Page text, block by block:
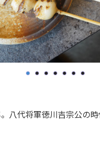
八代将軍徳川吉宗公の